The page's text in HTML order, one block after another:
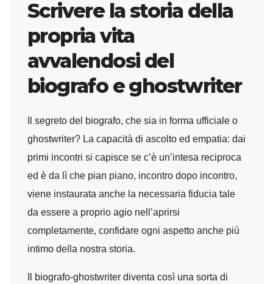
Scrivere la storia della
propria vita
avvalendosi del
biografo e ghostwriter
Il segreto del biografo, che sia in forma ufficiale o
ghostwriter? La capacità di ascolto ed empatia: dai
primi incontri si capisce se c’è un’intesa reciproca
ed è da lì che pian piano, incontro dopo incontro,
viene instaurata anche la necessaria fiducia tale
da essere a proprio agio nell’aprirsi
completamente, confidare ogni aspetto anche più
intimo della nostra storia.
Il biografo-ghostwriter diventa così una sorta di